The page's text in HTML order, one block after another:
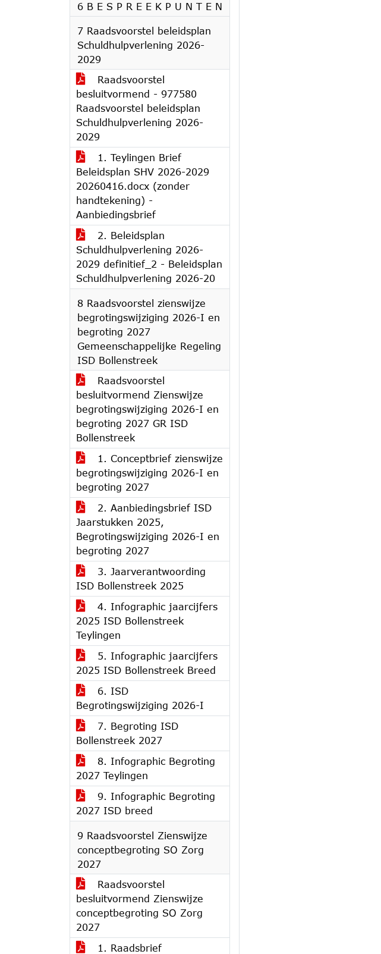
6 B E S P R E E K P U N T E N
7 Raadsvoorstel beleidsplan
Schuldhulpverlening 2026-
2029
Raadsvoorstel
besluitvormend - 977580
Raadsvoorstel beleidsplan
Schuldhulpverlening 2026-
2029
1. Teylingen Brief
Beleidsplan SHV 2026-2029
20260416.docx (zonder
handtekening) -
Aanbiedingsbrief
2. Beleidsplan
Schuldhulpverlening 2026-
2029 definitief_2 - Beleidsplan
Schuldhulpverlening 2026-20
8 Raadsvoorstel zienswijze
begrotingswijziging 2026-I en
begroting 2027
Gemeenschappelijke Regeling
ISD Bollenstreek
Raadsvoorstel
besluitvormend Zienswijze
begrotingswijziging 2026-I en
begroting 2027 GR ISD
Bollenstreek
1. Conceptbrief zienswijze
begrotingswijziging 2026-I en
begroting 2027
2. Aanbiedingsbrief ISD
Jaarstukken 2025,
Begrotingswijziging 2026-I en
begroting 2027
3. Jaarverantwoording
ISD Bollenstreek 2025
4. Infographic jaarcijfers
2025 ISD Bollenstreek
Teylingen
5. Infographic jaarcijfers
2025 ISD Bollenstreek Breed
6. ISD
Begrotingswijziging 2026-I
7. Begroting ISD
Bollenstreek 2027
8. Infographic Begroting
2027 Teylingen
9. Infographic Begroting
2027 ISD breed
9 Raadsvoorstel Zienswijze
conceptbegroting SO Zorg
2027
Raadsvoorstel
besluitvormend Zienswijze
conceptbegroting SO Zorg
2027
1. Raadsbrief